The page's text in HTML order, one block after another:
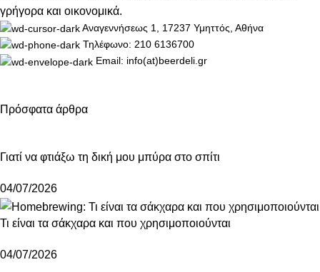
γρήγορα και οικονομικά.
Αναγεννήσεως 1, 17237 Υμηττός, Αθήνα
Τηλέφωνο: 210 6136700
Email: info(at)beerdeli.gr
Πρόσφατα άρθρα
Γιατί να φτιάξω τη δική μου μπύρα στο σπίτι
04/07/2026
Τι είναι τα σάκχαρα και που χρησιμοποιούνται
04/07/2026